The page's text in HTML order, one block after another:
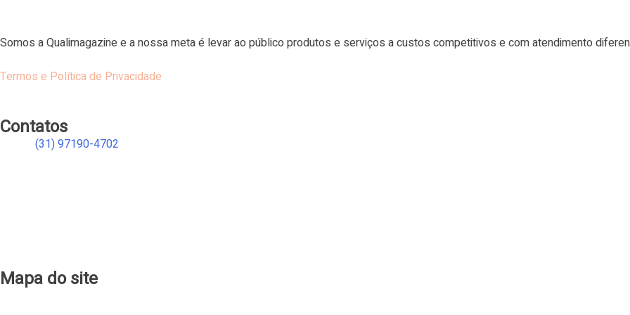
Somos a Qualimagazine e a nossa meta é levar ao público produtos e serviços a custos competitivos e com atendimento
Termos e Política de Privacidade
Contatos
(31) 97190-4702
Mapa do site